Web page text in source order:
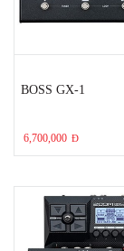
BOSS GX-1
6,700,000 Đ